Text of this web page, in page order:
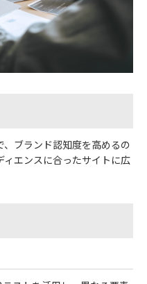
ブランド認知度を高めるの
ィエンスに合ったサイトに広